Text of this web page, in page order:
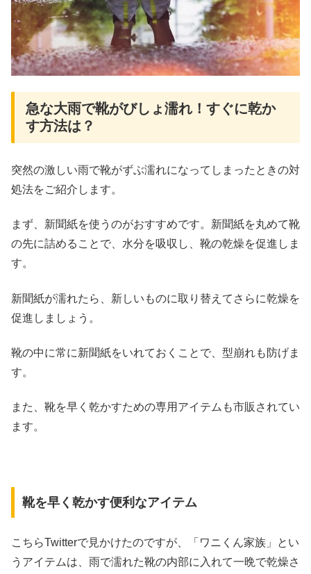
急な大雨で靴がびしょ濡れ！すぐに乾か
す方法は？
突然の激しい雨で靴がずぶ濡れになってしまったときの対
処法をご紹介します。
まず、新聞紙を使うのがおすすめです。新聞紙を丸めて靴
の先に詰めることで、水分を吸収し、靴の乾燥を促進しま
す。
新聞紙が濡れたら、新しいものに取り替えてさらに乾燥を
促進しましょう。
靴の中に常に新聞紙をいれておくことで、型崩れも防げま
す。
また、靴を早く乾かすための専用アイテムも市販されてい
ます。
靴を早く乾かす便利なアイテム
こちらTwitterで見かけたのですが、「ワニくん家族」とい
うアイテムは、雨で濡れた靴の内部に入れて一晩で乾燥さ